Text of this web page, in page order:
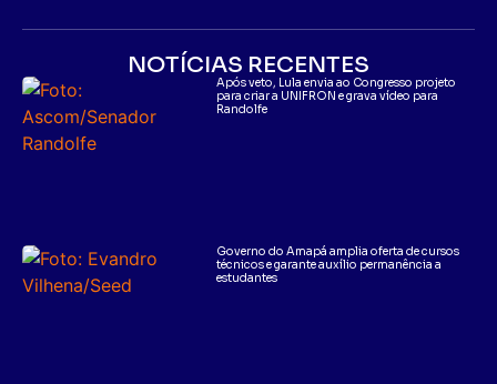
NOTÍCIAS RECENTES
Após veto, Lula envia ao Congresso projeto
para criar a UNIFRON e grava vídeo para
Randolfe
Governo do Amapá amplia oferta de cursos
técnicos e garante auxílio permanência a
estudantes